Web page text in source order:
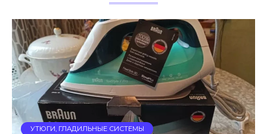
УТЮГИ, ГЛАДИЛЬНЫЕ СИСТЕМЫ